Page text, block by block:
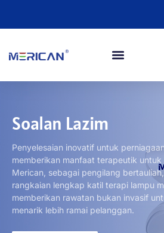
Soalan Lazim
Penyelesaian inovatif untuk
memberikan manfaat terapeutik untuk
Merican, sebagai pengilang
rangkaian lengkap katil terapi lampu
memberikan rawatan bukan invasif
menarik lebih ramai pelanggan.